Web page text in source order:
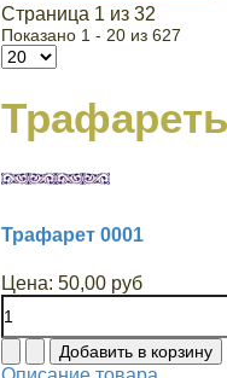
Страница 1 из 32
Показано 1 - 20 из 627
Трафарет 0001
Цена: 50,00 руб